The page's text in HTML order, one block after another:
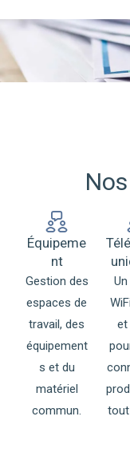
Équipeme
nt
Gestion des
espaces de
travail, des
équipement
s et du
matériel
commun.
et